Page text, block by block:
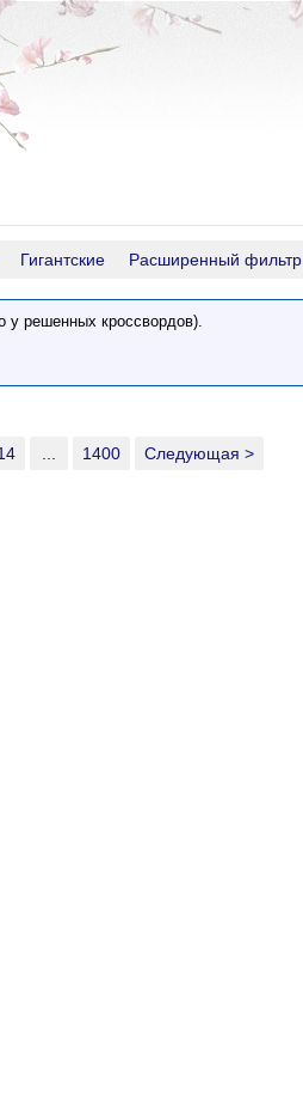
Гигантские Расширенный фильтр
у решенных кроссвордов).
1400 Следующая >